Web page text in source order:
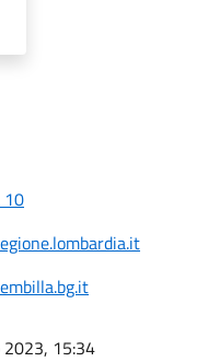
10
2023, 15:34